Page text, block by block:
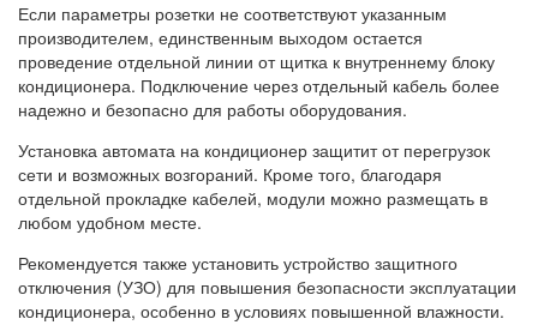
Если параметры розетки не соответствуют указанным
производителем, единственным выходом остается
проведение отдельной линии от щитка к внутреннему блоку
кондиционера. Подключение через отдельный кабель более
надежно и безопасно для работы оборудования.
Установка автомата на кондиционер защитит от перегрузок
сети и возможных возгораний. Кроме того, благодаря
отдельной прокладке кабелей, модули можно размещать в
любом удобном месте.
Рекомендуется также установить устройство защитного
отключения (УЗО) для повышения безопасности эксплуатации
кондиционера, особенно в условиях повышенной влажности.